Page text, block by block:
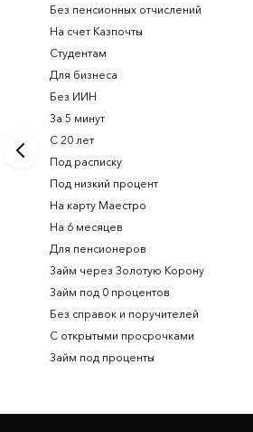
Без пенсионных отчислений
На счет Казпочты
Студентам
Для бизнеса
Без ИИН
За 5 минут
С 20 лет
Под расписку
Под низкий процент
На карту Маестро
На 6 месяцев
Для пенсионеров
Займ через Золотую Корону
Займ под 0 процентов
Без справок и поручителей
С открытыми просрочками
Займ под проценты